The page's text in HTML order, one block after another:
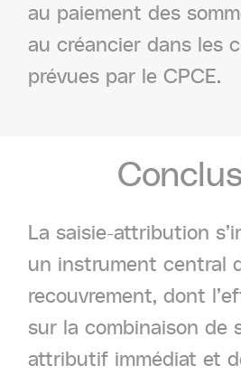
au paiement des
au créancier dans les
prévues par le CPCE.
La saisie-attribution
un instrument central
recouvrement, dont
sur la combinaison de
attributif immédiat et